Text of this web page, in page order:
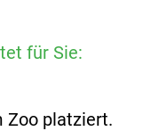
für Sie:
Zoo platziert.